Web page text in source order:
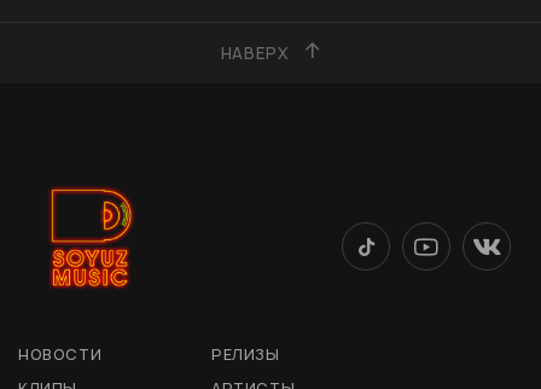
НАВЕРХ
НОВОСТИ
РЕЛИЗЫ